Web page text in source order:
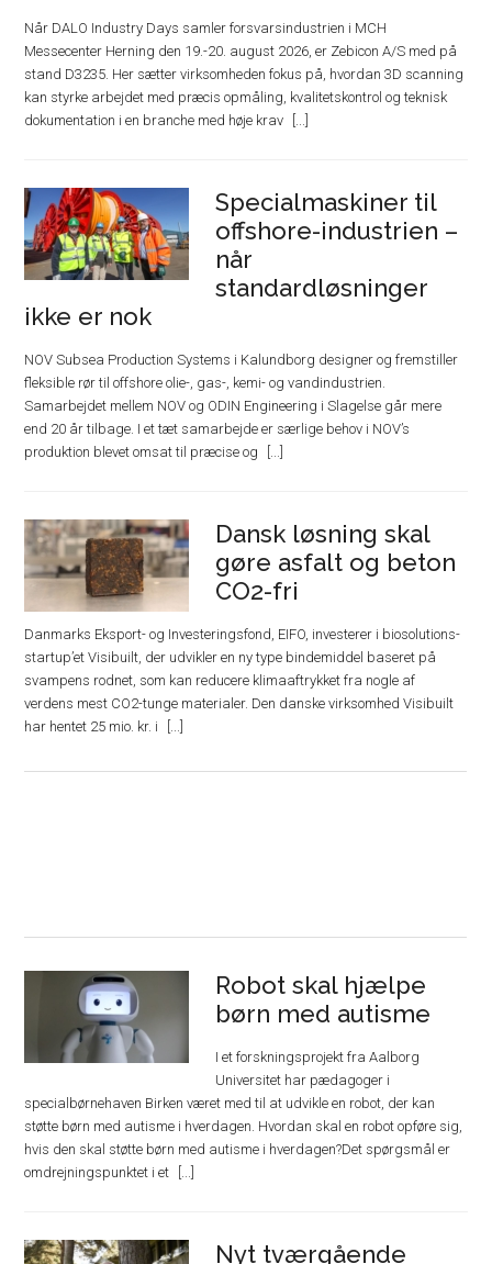
Når DALO Industry Days samler forsvarsindustrien i MCH
Messecenter Herning den 19.-20. august 2026, er Zebicon A/S med på
stand D3235. Her sætter virksomheden fokus på, hvordan 3D scanning
kan styrke arbejdet med præcis opmåling, kvalitetskontrol og teknisk
dokumentation i en branche med høje krav
Specialmaskiner til
offshore-industrien –
når
standardløsninger
ikke er nok
NOV Subsea Production Systems i Kalundborg designer og fremstiller
fleksible rør til offshore olie-, gas-, kemi- og vandindustrien.
Samarbejdet mellem NOV og ODIN Engineering i Slagelse går mere
end 20 år tilbage. I et tæt samarbejde er særlige behov i NOV’s
produktion blevet omsat til præcise og
Dansk løsning skal
gøre asfalt og beton
CO2-fri
Danmarks Eksport- og Investeringsfond, EIFO, investerer i biosolutions-
startup’et Visibuilt, der udvikler en ny type bindemiddel baseret på
svampens rodnet, som kan reducere klimaaftrykket fra nogle af
verdens mest CO2-tunge materialer. Den danske virksomhed Visibuilt
har hentet 25 mio. kr. i
Robot skal hjælpe
børn med autisme
I et forskningsprojekt fra Aalborg
Universitet har pædagoger i
specialbørnehaven Birken været med til at udvikle en robot, der kan
støtte børn med autisme i hverdagen. Hvordan skal en robot opføre sig,
hvis den skal støtte børn med autisme i hverdagen?Det spørgsmål er
omdrejningspunktet i et
Nyt tværgående